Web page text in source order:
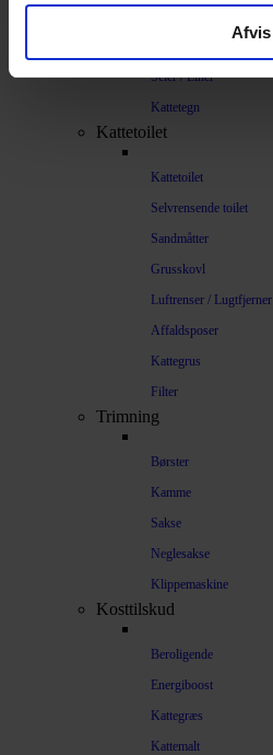
Afvis
Seler / Liner
Kattetegn
Kattetoilet
Kattetoilet
Selvrensende toilet
Sandmåtter
Grusskovl
Luftrenser / Lugtfjerner
Affaldsposer
Kattegrus
Filter
Trimning
Børster
Kamme
Sakse
Neglesakse
Klippemaskine
Kosttilskud
Beroligende
Energiboost
Kattegræs
Kattemalt